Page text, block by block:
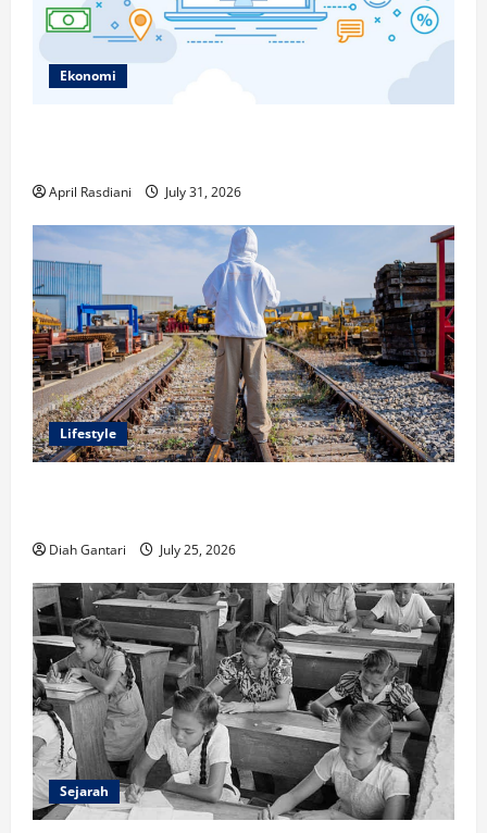
Ekonomi
April Rasdiani July 31, 2026
Lifestyle
Diah Gantari July 25, 2026
Sejarah